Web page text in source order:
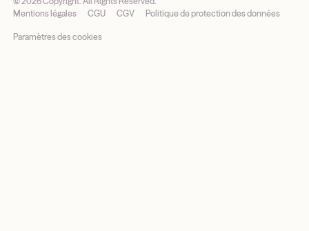
Mentions légales
CGU CGV Politique de protection des données
Paramètres des cookies